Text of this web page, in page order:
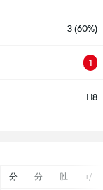
3 (60%)
1
1.18
分 分 胜 +/-